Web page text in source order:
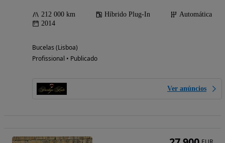
212 000 km Híbrido Plug-In
Automática
2014
Bucelas (Lisboa)
Profissional • Publicado
Ver anúncios